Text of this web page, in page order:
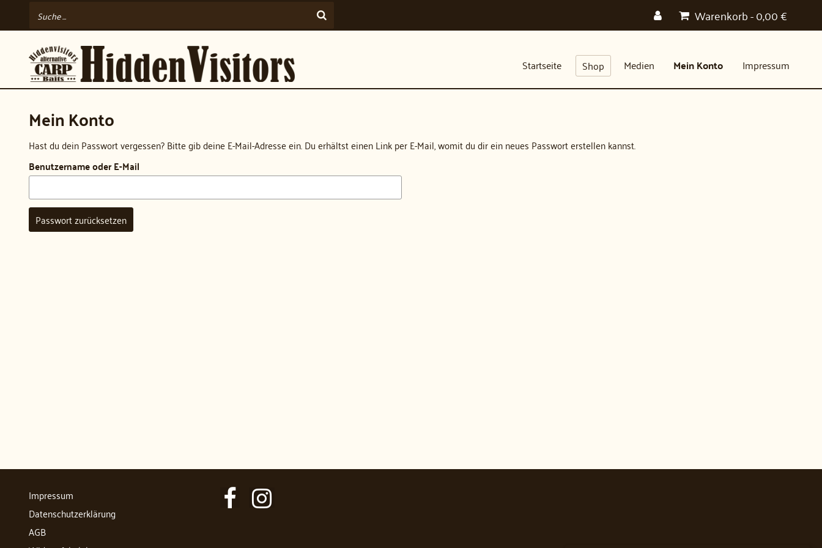
Warenkorb-0,00€
Startseite Shop Medien Mein Konto Impressum
Mein Konto
Hast du dein Passwort vergessen? Bitte gib deine E-Mail-Adresse ein. Du erhältst einen Link per E-Mail, womit du dir ein neues Passwort erstellen kannst.
Benutzername oder E-Mail
Passwort zurücksetzen
Impressum
Datenschutzerklärung
AGB